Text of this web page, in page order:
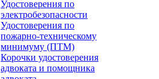
Удостоверения по
электробезопасности
Удостоверения по
пожарно-техническому
минимуму (ПТМ)
Корочки удостоверения
адвоката и помощника